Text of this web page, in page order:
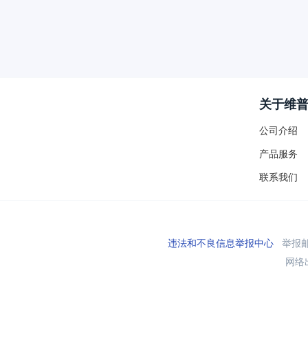
关于维普
公司介绍
产品服务
联系我们
违法和不良信息举报中心举报
网